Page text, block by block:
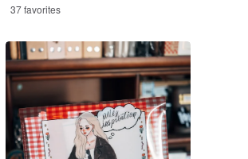
37 favorites